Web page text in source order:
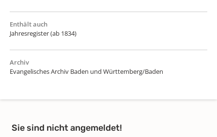
Enthält auch
Jahresregister (ab 1834)
Archiv
Evangelisches Archiv Baden und Württemberg/Baden
Sie sind nicht angemeldet!